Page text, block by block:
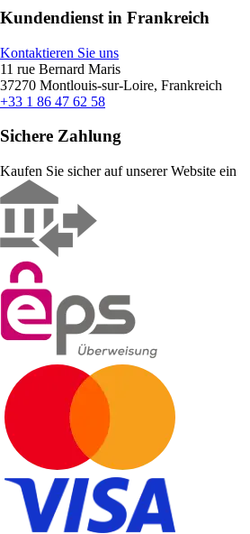
Kundendienst in Frankreich
Kontaktieren Sie uns
11 rue Bernard Maris
37270 Montlouis-sur-Loire, Frankreich
+33 1 86 47 62 58
Sichere Zahlung
Kaufen Sie sicher auf unserer Website ein